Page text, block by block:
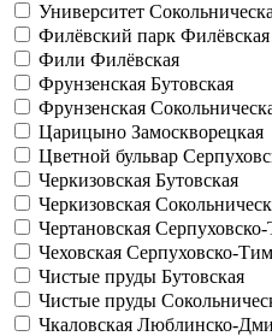
Университет
Филёвский парк Филёвская
Фили Филёвская
Фрунзенская Бутовская
Фрунзенская
Царицыно Замоскворецкая
Цветной бульвар
Черкизовская Бутовская
Черкизовская
Чертановская
Чеховская Серпуховско-
Чистые пруды Бутовская
Чистые пруды
Чкаловская Люблинско-